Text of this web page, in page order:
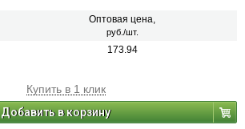
Оптовая цена,
руб./шт.
173.94
Купить в 1 клик
Добавить в корзину